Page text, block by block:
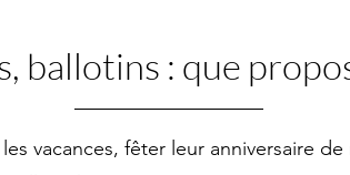
ballotins : que
vacances, fêter leur anniversaire